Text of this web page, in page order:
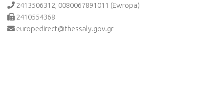
2413506312, 0080067891011 (Ewropa)
2410554368
europedirect@thessaly.gov.gr